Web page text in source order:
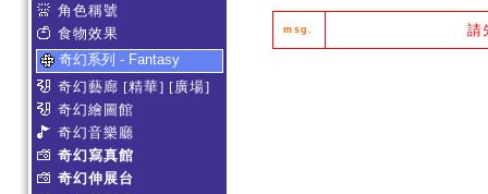
角色稱號
食物效果
奇幻系列 - Fantasy
奇幻藝廊 [精華] [廣場]
奇幻繪圖館
奇幻音樂廳
奇幻寫真館
奇幻伸展台
msg. 請